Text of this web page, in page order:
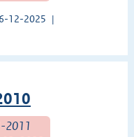
12-2025
2011